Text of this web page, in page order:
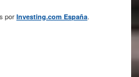
por Investing.com España.